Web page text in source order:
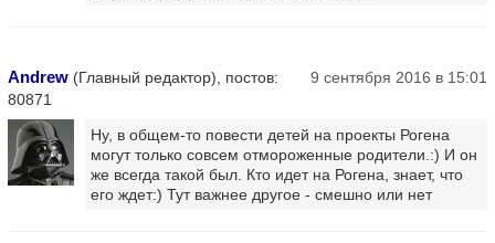
Andrew (Главный редактор), постов:
80871
9 сентября 2016 в 15:01
Ну, в общем-то повести детей на проекты Рогена
могут только совсем отмороженные родители.:) И он
же всегда такой был. Кто идет на Рогена, знает, что
его ждет:) Тут важнее другое - смешно или нет